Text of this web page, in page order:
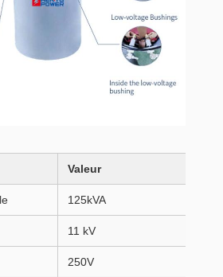
Valeur
125kVA
11 kV
250V